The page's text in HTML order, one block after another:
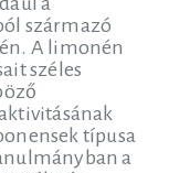
származó
A limonén
széles
típusa
a